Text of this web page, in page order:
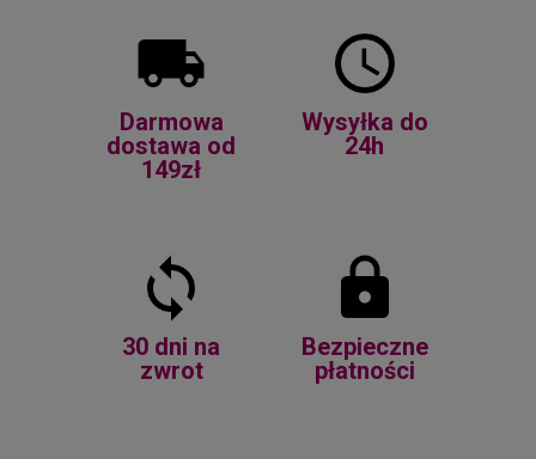
Darmowa
dostawa od
149zł
Wysyłka do
24h
30 dni na
zwrot
Bezpieczne
płatności